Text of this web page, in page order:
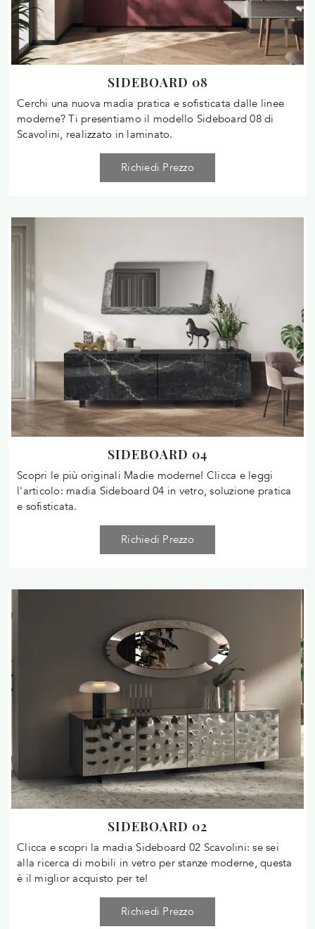
SIDEBOARD 08
Cerchi una nuova madia pratica e sofisticata dalle linee
moderne? Ti presentiamo il modello Sideboard 08 di
Scavolini, realizzato in laminato.
Richiedi Prezzo
SIDEBOARD 04
Scopri le più originali Madie moderne! Clicca e leggi
l'articolo: madia Sideboard 04 in vetro, soluzione pratica
e sofisticata.
Richiedi Prezzo
SIDEBOARD 02
Clicca e scopri la madia Sideboard 02 Scavolini: se sei
alla ricerca di mobili in vetro per stanze moderne, questa
è il miglior acquisto per te!
Richiedi Prezzo